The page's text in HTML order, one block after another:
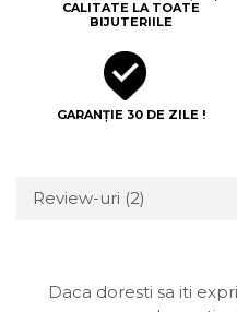
CALITATE LA TOATE
BIJUTERIILE
GARANȚIE 30 DE ZILE !
Review-uri (2)
Daca doresti sa iti